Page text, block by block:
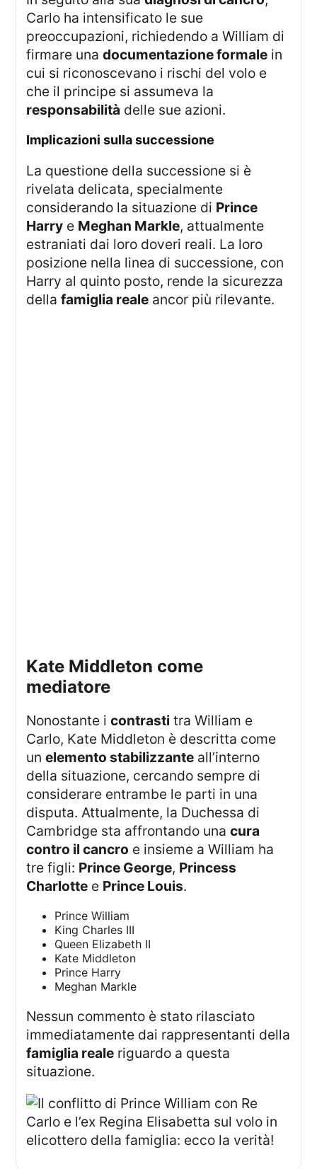
Carlo ha intensificato le sue
preoccupazioni, richiedendo a William di
firmare unadocumentazione formale in
cui si riconoscevano i rischi del volo e
che il principe si assumeva la
responsabilità delle sue azioni.
Implicazioni sulla successione
La questione della successione si è
rivelata delicata, specialmente
considerando la situazione di Prince
Harry e Meghan Markle, attualmente
estraniati dai loro doveri reali. La loro
posizione nella linea di successione, con
Harry al quinto posto, rende la sicurezza
dellafamiglia reale ancor più rilevante.
Kate Middleton come
mediatore
Nonostante icontrasti tra William e
Carlo, Kate Middleton è descritta come
unelemento stabilizzante all’interno
della situazione, cercando sempre di
considerare entrambe le parti in una
disputa. Attualmente, la Duchessa di
Cambridge sta affrontando unacura
contro il cancro e insieme a William ha
tre figli: Prince George, Princess
Charlotte e Prince Louis.
Prince William
King Charles III
Queen Elizabeth II
Kate Middleton
Prince Harry
Meghan Markle
Nessun commento è stato rilasciato
immediatamente dai rappresentanti della
famiglia reale riguardo a questa
situazione.